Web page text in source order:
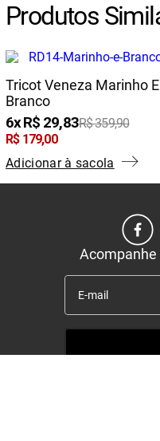
Produtos
Tricot Veneza Marinho E
Branco
6 R$ 29,83R$359,90
R$ 179,00
Adicionar à sacola
Acompanhe